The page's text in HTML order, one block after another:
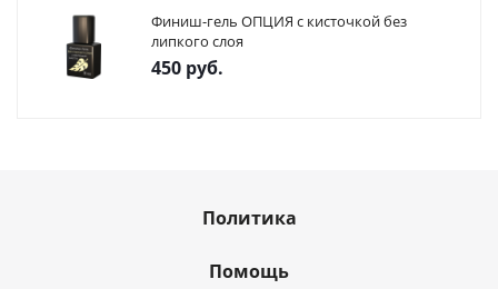
Финиш-гель ОПЦИЯ с кисточкой без
липкого слоя
450 руб.
Политика
Помощь